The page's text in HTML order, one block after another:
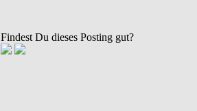
Findest Du dieses Posting gut?